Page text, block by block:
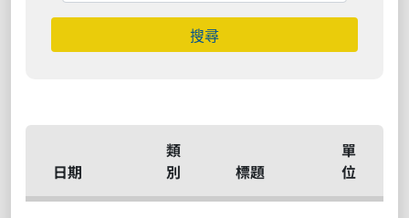
搜尋
日期
類
別
標題
單
位